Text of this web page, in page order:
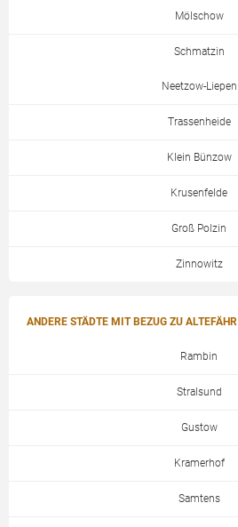
Mölschow
Schmatzin
Neetzow-Liepen
Trassenheide
Klein Bünzow
Krusenfelde
Groß Polzin
Zinnowitz
ANDERE STÄDTE MIT BEZUG ZU ALTEFÄHR
Rambin
Stralsund
Gustow
Kramerhof
Samtens